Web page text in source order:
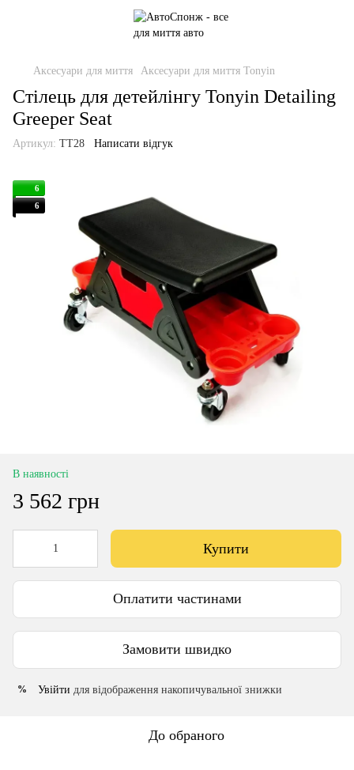
Аксесуари для миття Аксесуари для миття Tonyin
Стілець для детейлінгу Tonyin Detailing
Greeper Seat
Артикул: TT28 Написати відгук
6
6
В наявності
3 562 грн
Купити
Оплатити частинами
Замовити швидко
% Увійти для відображення накопичувальної знижки
До обраного